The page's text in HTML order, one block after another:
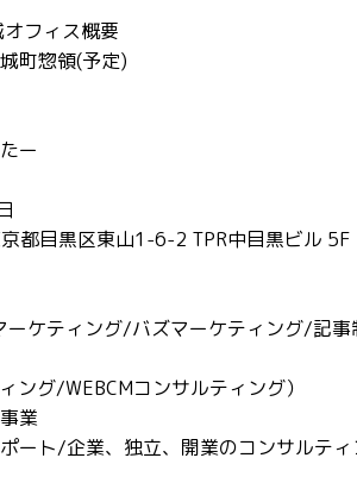
フィス概要
町惣領(予定)
ー
都目黒区東山1-6-2 TPR中目黒ビル 5F
ケティング/バズマーケティング/記
ング/WEBCMコンサルティング）
業
ート/企業、独立、開業のコンサルティ